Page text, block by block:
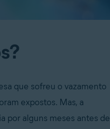
que sofreu o vazamento
expostos. Mas, a
por alguns meses antes de